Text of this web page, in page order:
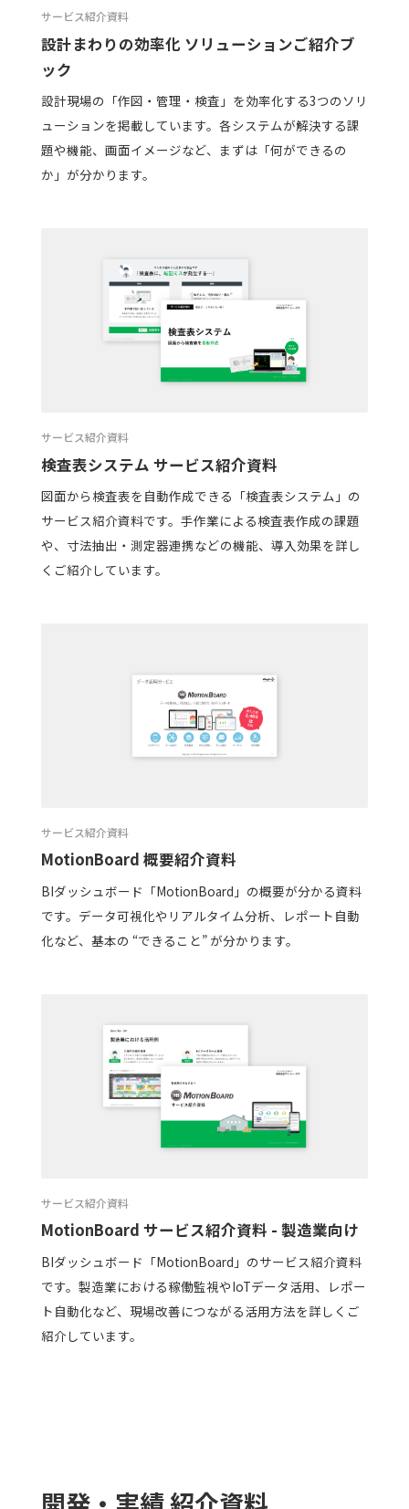
サービス紹介資料
設計まわりの効率化 ソリューションご紹介ブ
ック
設計現場の「作図・管理・検査」を効率化する3つのソリ
ューションを掲載しています。各システムが解決する課
題や機能、画面イメージなど、まずは「何ができるの
か」が分かります。
サービス紹介資料
検査表システム サービス紹介資料
図面から検査表を自動作成できる「検査表システム」の
サービス紹介資料です。手作業による検査表作成の課題
や、寸法抽出・測定器連携などの機能、導入効果を詳し
くご紹介しています。
サービス紹介資料
MotionBoard 概要紹介資料
BIダッシュボード「MotionBoard」の概要が分かる資料
です。データ可視化やリアルタイム分析、レポート自動
化など、基本の “できること” が分かります。
サービス紹介資料
MotionBoard サービス紹介資料 - 製造業向け
BIダッシュボード「MotionBoard」のサービス紹介資料
です。製造業における稼働監視やIoTデータ活用、レポー
ト自動化など、現場改善につながる活用方法を詳しくご
紹介しています。